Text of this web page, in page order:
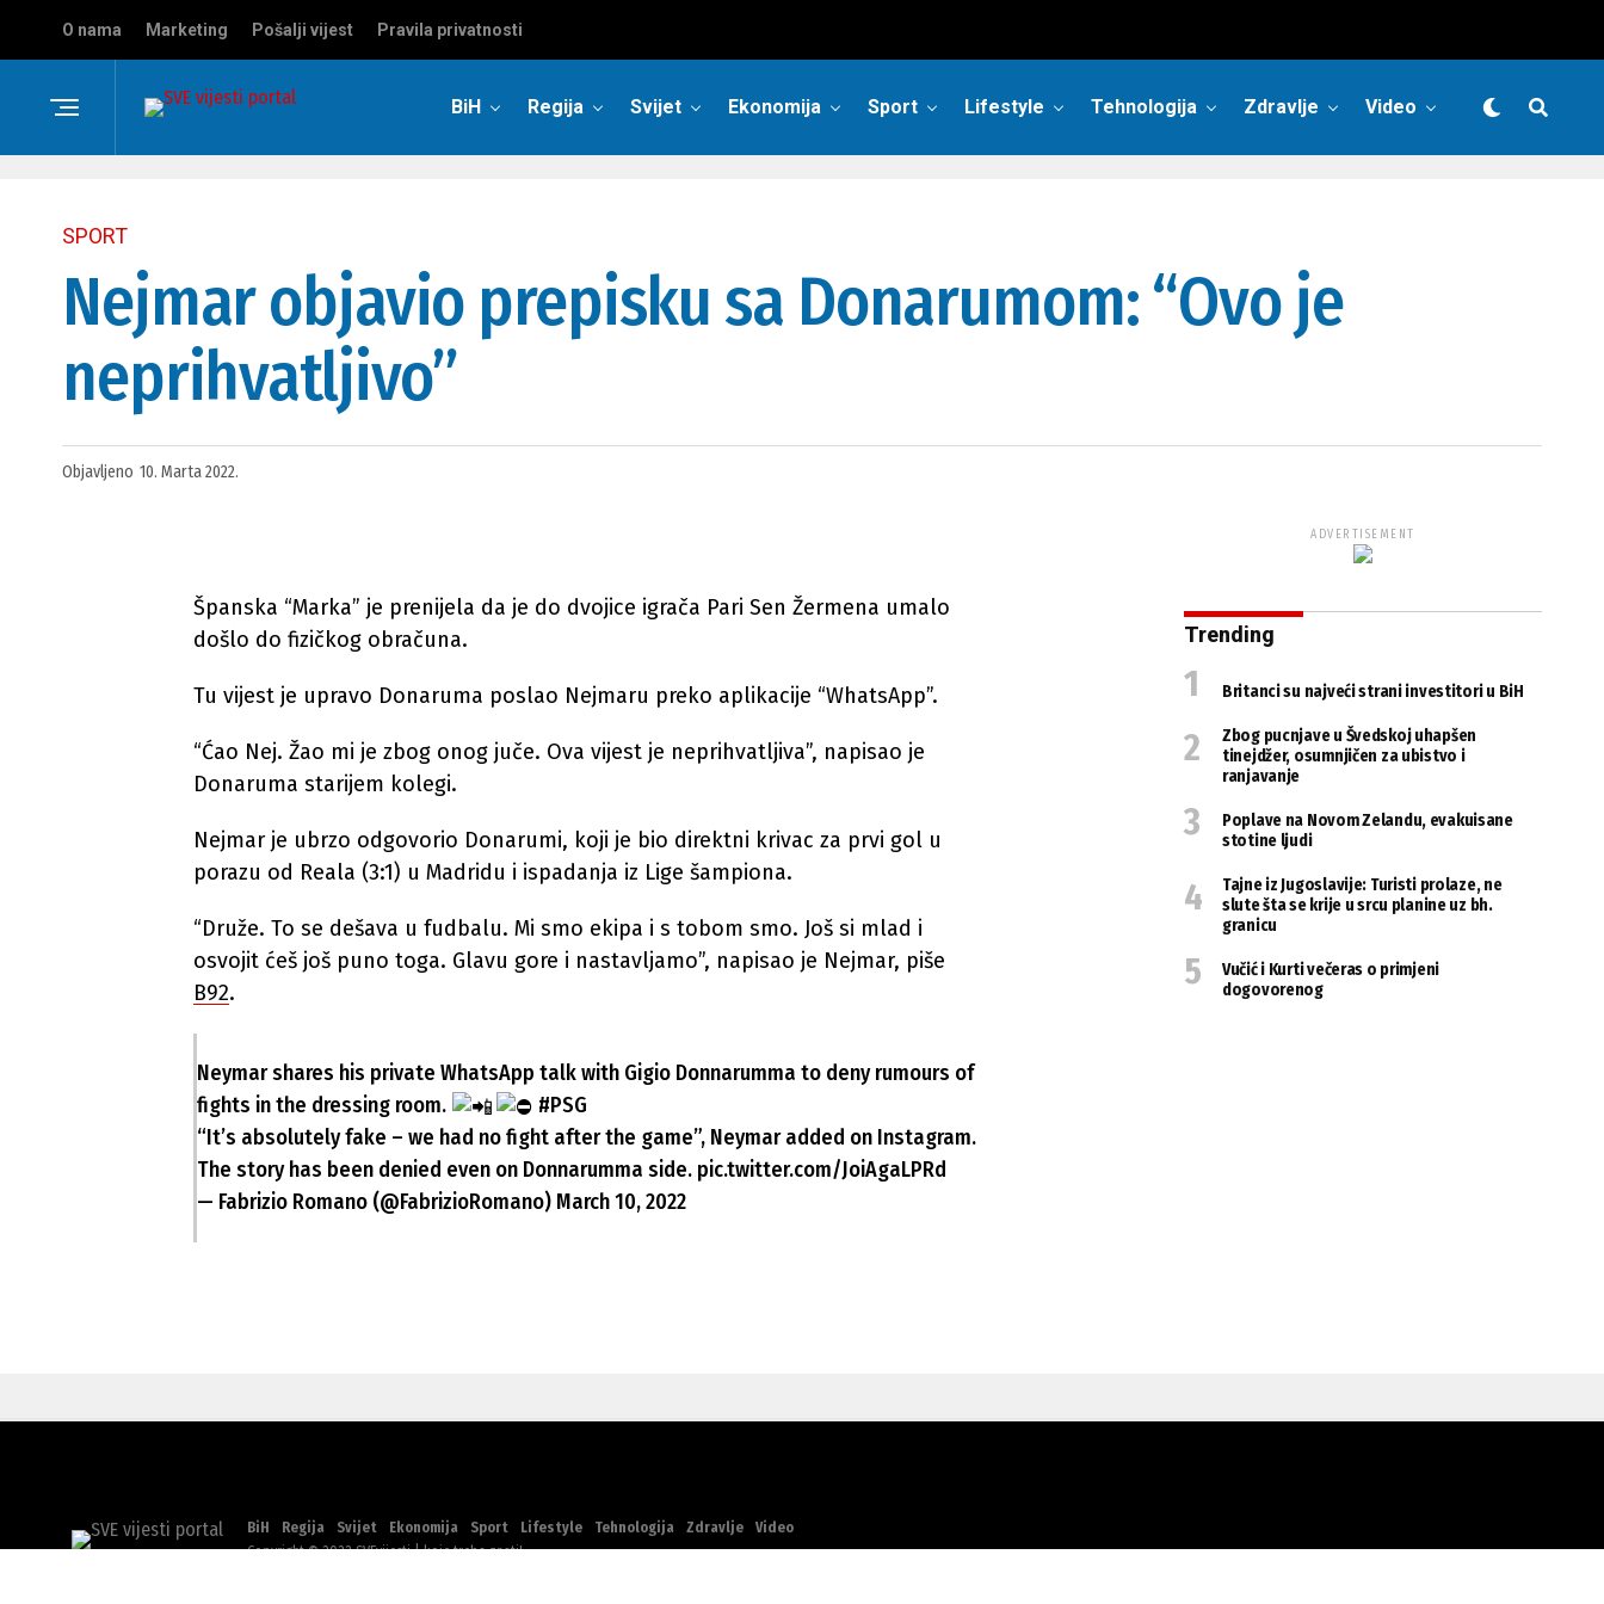
O nama Marketing Pošalji vijest Pravila privatnosti
BiH Regija Svijet Ekonomija Sport Lifestyle Tehnologija Zdravlje Video
SPORT
Nejmar objavio prepisku sa Donarumom: “Ovo je
neprihvatljivo”
Objavljeno 10. Marta 2022.
Španska “Marka” je prenijela da je do dvojice igrača Pari Sen Žermena umalo
došlo do fizičkog obračuna.
Tu vijest je upravo Donaruma poslao Nejmaru preko aplikacije “WhatsApp”.
“Ćao Nej. Žao mi je zbog onog juče. Ova vijest je neprihvatljiva”, napisao je
Donaruma starijem kolegi.
Nejmar je ubrzo odgovorio Donarumi, koji je bio direktni krivac za prvi gol u
porazu od Reala (3:1) u Madridu i ispadanja iz Lige šampiona.
“Druže. To se dešava u fudbalu. Mi smo ekipa i s tobom smo. Još si mlad i
osvojit ćeš još puno toga. Glavu gore i nastavljamo”, napisao je Nejmar, piše
B92.
Neymar shares his private WhatsApp talk with Gigio Donnarumma to deny rumours of
fights in the dressing room.
#PSG
“It’s absolutely fake – we had no fight after the game”, Neymar added on Instagram.
The story has been denied even on Donnarumma side. pic.twitter.com/JoiAgaLPRd
— Fabrizio Romano (@FabrizioRomano) March 10, 2022
ADVERTISEMENT
Trending
Britanci su najveći strani investitori u BiH
Zbog pucnjave u Švedskoj uhapšen
tinejdžer, osumnjičen za ubistvo i
ranjavanje
Poplave na Novom Zelandu, evakuisane
stotine ljudi
Tajne iz Jugoslavije: Turisti prolaze, ne
slute šta se krije u srcu planine uz bh.
granicu
Vučić i Kurti večeras o primjeni
dogovorenog
BiH Regija Svijet Ekonomija Sport Lifestyle Tehnologija Zdravlje
Video
Copyright © 2022 SVEvijesti | koje treba znati!